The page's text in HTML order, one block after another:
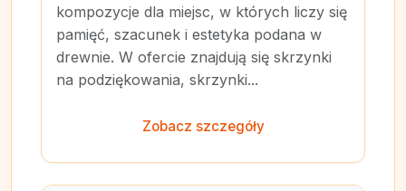
kompozycje dla miejsc, w których liczy się
pamięć, szacunek i estetyka podana w
drewnie. W ofercie znajdują się skrzynki
na podziękowania, skrzynki...
Zobacz szczegóły